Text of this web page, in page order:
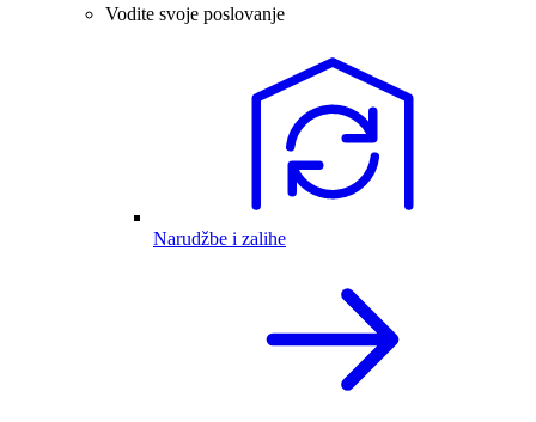
Vodite svoje poslovanje
Narudžbe i zalihe